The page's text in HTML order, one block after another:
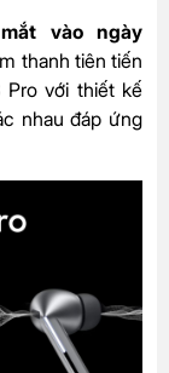
vào ngày
thanh tiên tiến
Pro với thiết kế
nhau đáp ứng